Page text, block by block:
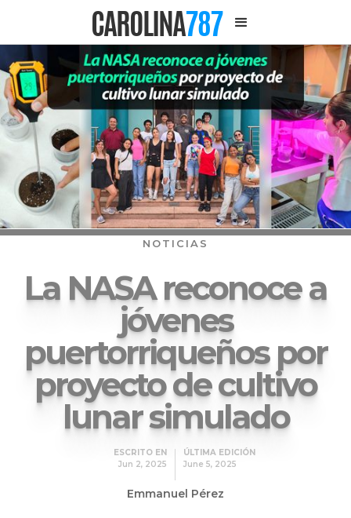
CAROLINA787
NOTICIAS
La NASA reconoce a
jóvenes
puertorriqueños por
proyecto de cultivo
lunar simulado
ESCRITO EN
Jun 2, 2025
ÚLTIMA EDICIÓN
June 5, 2025
Emmanuel Pérez